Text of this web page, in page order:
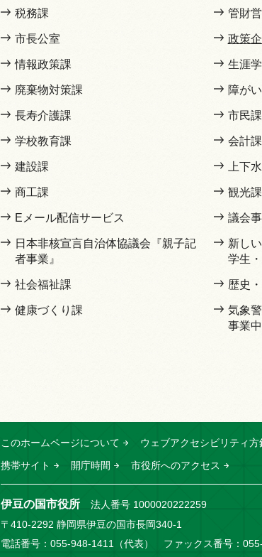
税務課 管財
市長公室 政策
情報政策課 生涯
廃棄物対策課 障が
長寿介護課 市民
学校教育課 会計課
建設課 上下
商工課 観光課
Eメール配信サービス 議会
日本非核宣言自治体協議会『親子記
者事業』
新し
学生
社会福祉課 歴史
健康づくり課
気象
事業
このホームページについて ウェブアクセシビリティ方
携帯サイト
開庁時間 市役所へのアクセス
伊豆の国市役所
法人番号 1000020222259
〒410-2292 静岡県伊豆の国市長岡340-1
電話番号：055-948-1411（代表）
ファックス番号：